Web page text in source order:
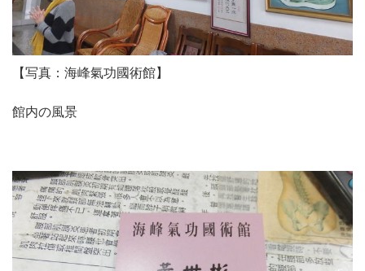
【写真：海峰氣功國術館】
館内の風景